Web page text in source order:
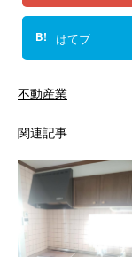
B! はてブ
不動産業
関連記事